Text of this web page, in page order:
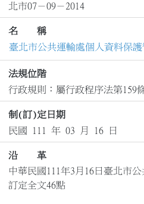
北市07－09－2014
名 稱
臺北市公共運輸處個人資料保
法規位階
行政規則：屬行政程序法第159
制(訂)定日期
民國 111 年 03 月 16 日
沿 革
中華民國111年3月16日臺北市
訂定全文46點